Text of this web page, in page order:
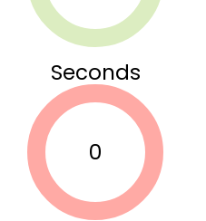
Seconds
0